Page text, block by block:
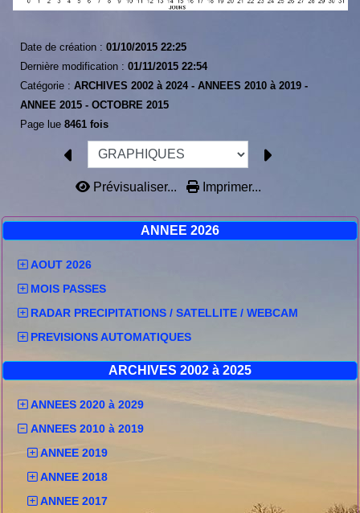
ANNEE 2026
AOUT 2026
MOIS PASSES
RADAR PRECIPITATIONS / SATELLITE / WEBCAM
PREVISIONS AUTOMATIQUES
ARCHIVES 2002 à 2025
ANNEES 2020 à 2029
ANNEES 2010 à 2019
ANNEE 2019
ANNEE 2018
ANNEE 2017
Date de création : 01/10/2015 22:25
Dernière modification : 01/11/2015 22:54
Catégorie : ARCHIVES 2002 à 2024 - ANNEES 2010 à 2019 -
ANNEE 2015 - OCTOBRE 2015
Page lue 8461 fois
Prévisualiser... Imprimer...